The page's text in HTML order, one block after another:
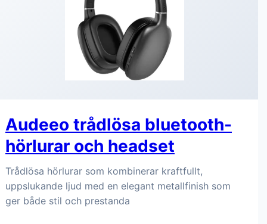
Audeeo trådlösa bluetooth-
hörlurar och headset
Trådlösa hörlurar som kombinerar kraftfullt,
uppslukande ljud med en elegant metallfinish som
ger både stil och prestanda